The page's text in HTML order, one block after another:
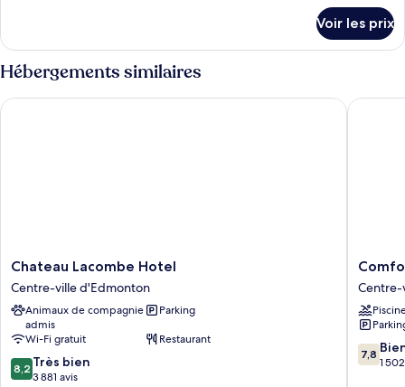
chambre
le
type
de
Suite
Voir les prix
Hébergements similaires
Chateau
Lacombe
Hotel
Centre-
ville
d'Edmonton
Chateau Lacombe Hotel
Centre-ville d'Edmonton
Animaux de compagnie
admis
Parking
Wi-Fi gratuit
Restaurant
8.2
sur
8,2 Très bien
3 881 avis
Chateau Lacombe Hotel
Comfort
Inn
&
Suites
Centre-
7.8
sur
7,8
1